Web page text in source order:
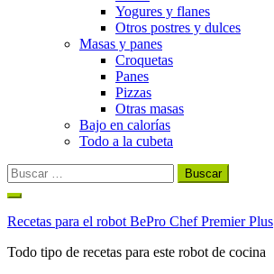
Yogures y flanes
Otros postres y dulces
Masas y panes
Croquetas
Panes
Pizzas
Otras masas
Bajo en calorías
Todo a la cubeta
Buscar:
Ir
contenido
Recetas para el robot BePro Chef Premier Plus
Todo tipo de recetas para este robot de cocina